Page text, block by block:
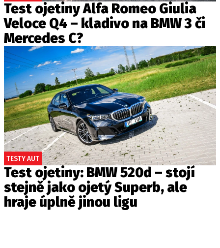
Test ojetiny Alfa Romeo Giulia
Veloce Q4 – kladivo na BMW 3 či
Mercedes C?
TESTY AUT
Test ojetiny: BMW 520d – stojí
stejně jako ojetý Superb, ale
hraje úplně jinou ligu